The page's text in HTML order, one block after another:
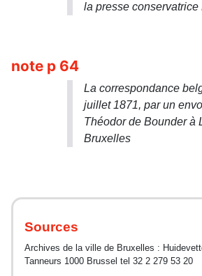
la presse conservatrice
note p 64
La correspondance
juillet 1871, par un
Théodor de Bounder à
Bruxelles
Sources
Archives de la ville de Bruxelles :
Tanneurs 1000 Brussel tel 32 2 279 53 20